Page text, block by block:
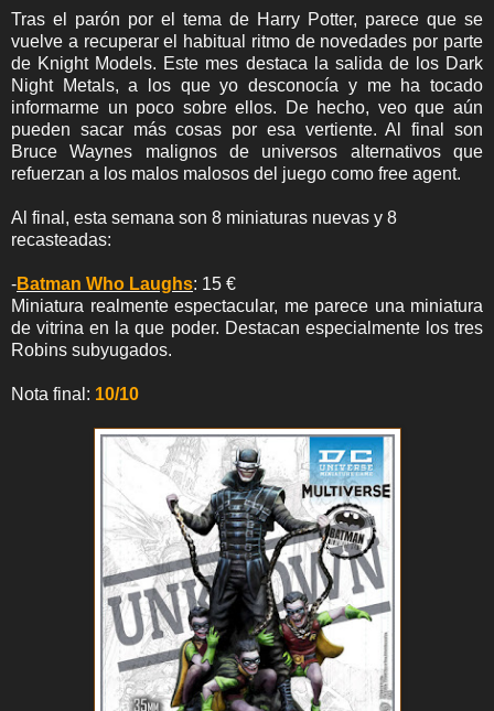
Tras el parón por el tema de Harry Potter, parece que se
vuelve a recuperar el habitual ritmo de novedades por parte
de Knight Models. Este mes destaca la salida de los Dark
Night Metals, a los que yo desconocía y me ha tocado
informarme un poco sobre ellos. De hecho, veo que aún
pueden sacar más cosas por esa vertiente. Al final son
Bruce Waynes malignos de universos alternativos que
refuerzan a los malos malosos del juego como free agent.
Al final, esta semana son 8 miniaturas nuevas y 8
recasteadas:
-Batman Who Laughs: 15 €
Miniatura realmente espectacular, me parece una miniatura
de vitrina en la que poder. Destacan especialmente los tres
Robins subyugados.
Nota final: 10/10